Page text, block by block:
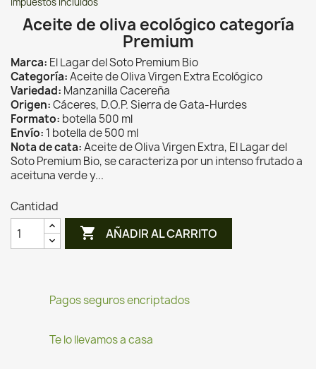
Aceite de oliva ecológico categoría
Premium
Marca: El Lagar del Soto Premium Bio
Categoría:Aceite de Oliva Virgen Extra Ecológico
Variedad: Manzanilla Cacereña
Origen:Cáceres, D.O.P. Sierra de Gata-Hurdes
Formato: botella 500 ml
Envío: 1 botella de 500 ml
Nota de cata:Aceite de Oliva Virgen Extra, El Lagar del
Soto Premium Bio, se caracteriza por un intenso frutado a
aceituna verde y...
Cantidad
 AÑADIR AL CARRITO
Pagos seguros encriptados
Te lo llevamos a casa